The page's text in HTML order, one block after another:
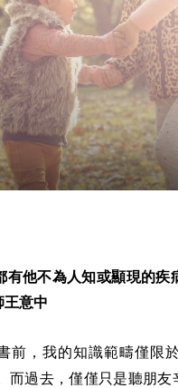
有他不為人知或顯現的
意中
前，我的知識範疇僅限
而過去，僅僅只是聽朋